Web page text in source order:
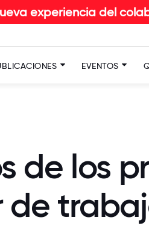
del colaborador en
EVENTOS
de los
de